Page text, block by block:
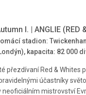
I. | ANGLIE (RED
stadion:
kapacita: 82 000
přezdívaní Red & Whites
účastníky
neoficiálním mistrovství